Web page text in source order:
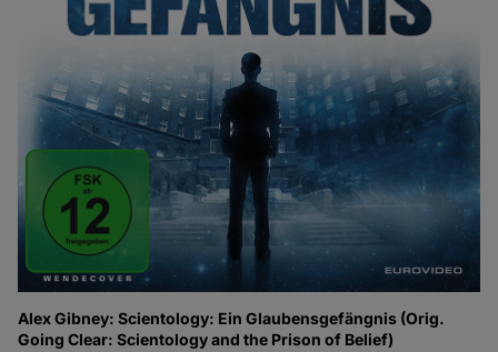
Alex Gibney: Scientology: Ein Glaubensgefängnis (Orig.
Going Clear: Scientology and the Prison of Belief)